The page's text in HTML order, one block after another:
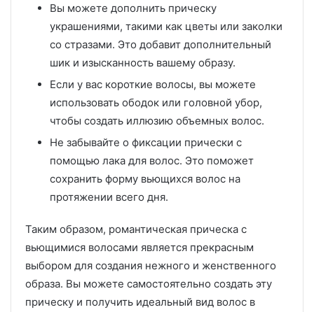
Вы можете дополнить прическу
украшениями, такими как цветы или заколки
со стразами. Это добавит дополнительный
шик и изысканность вашему образу.
Если у вас короткие волосы, вы можете
использовать ободок или головной убор,
чтобы создать иллюзию объемных волос.
Не забывайте о фиксации прически с
помощью лака для волос. Это поможет
сохранить форму вьющихся волос на
протяжении всего дня.
Таким образом, романтическая прическа с
вьющимися волосами является прекрасным
выбором для создания нежного и женственного
образа. Вы можете самостоятельно создать эту
прическу и получить идеальный вид волос в